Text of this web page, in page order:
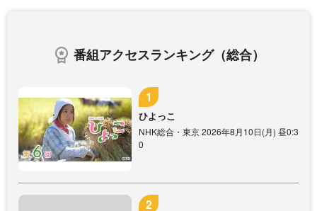
番組アクセスランキング（総合）
ひよっこ
NHK総合・東京 2026年8月10日(月) 昼0:3
0